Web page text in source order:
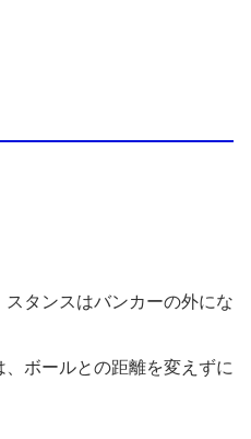
タンスはバンカーの外にな
ボールとの距離を変えずに